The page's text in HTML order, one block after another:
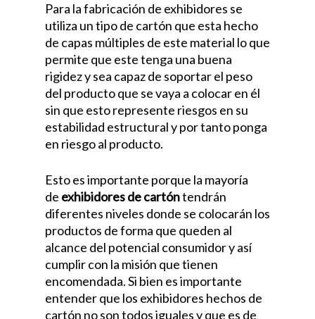
Para la fabricación de exhibidores se
utiliza un tipo de cartón que esta hecho
de capas múltiples de este material lo que
permite que este tenga una buena
rigidez y sea capaz de soportar el peso
del producto que se vaya a colocar en él
sin que esto represente riesgos en su
estabilidad estructural y por tanto ponga
en riesgo al producto.
Esto es importante porque la mayoría
de exhibidores de cartóntendrán
diferentes niveles donde se colocarán los
productos de forma que queden al
alcance del potencial consumidor y así
cumplir con la misión que tienen
encomendada. Si bien es importante
entender que los exhibidores hechos de
cartón no son todos iguales y que es de